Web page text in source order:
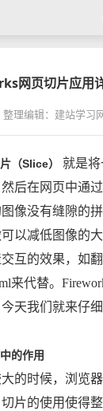
网页切片应用
整理编辑：建站学习
（Slice）
就是将
后在网页中通
像没有缝隙的
以减低图像的
互的效果，如
来代替。
天我们就来仔细
的作用
时候，浏览器
片的使用使得